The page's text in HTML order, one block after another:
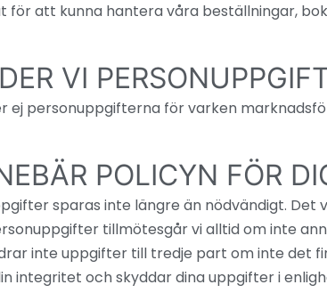
för att kunna hantera våra beställningar,
VI
ej personuppgifterna för varken
POLICYN FÖR
sparas inte längre än nödvändigt.
tillmötesgår vi alltid om inte
inte uppgifter till tredje part om inte det
integritet och skyddar dina uppgifter i